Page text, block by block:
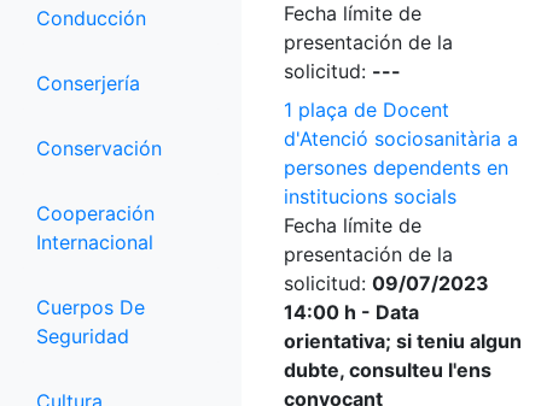
Conducción
Conserjería
Conservación
Cooperación
Internacional
Cuerpos De
Seguridad
Cultura
Fecha límite de
presentación de la
solicitud: ---
1 plaça de Docent
d'Atenció sociosanitària a
persones dependents en
institucions socials
Fecha límite de
presentación de la
solicitud: 09/07/2023
14:00 h - Data
orientativa; si teniu algun
dubte, consulteu l'ens
convocant